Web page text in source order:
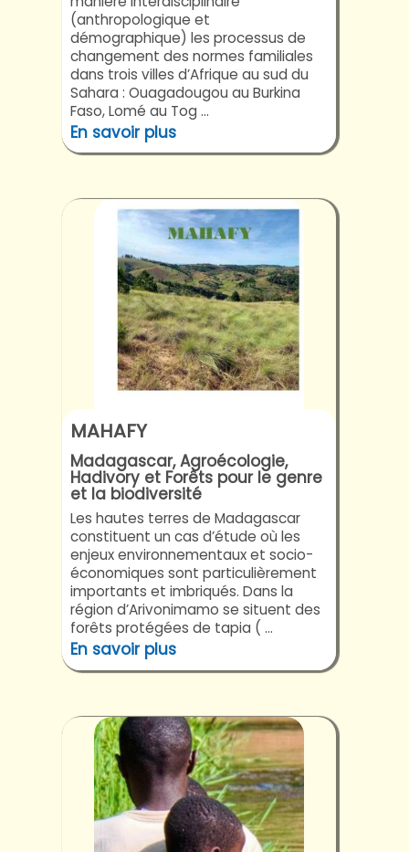
(anthropologique et
démographique) les processus de
changement des normes familiales
dans trois villes d’Afrique au sud du
Sahara : Ouagadougou au Burkina
Faso, Lomé au Tog ...
En savoir plus
MAHAFY
Madagascar, Agroécologie,
Hadivory et Forêts pour le genre
et la biodiversité
Les hautes terres de Madagascar
constituent un cas d’étude où les
enjeux environnementaux et socio-
économiques sont particulièrement
importants et imbriqués. Dans la
région d’Arivonimamo se situent des
forêts protégées de tapia ( ...
En savoir plus